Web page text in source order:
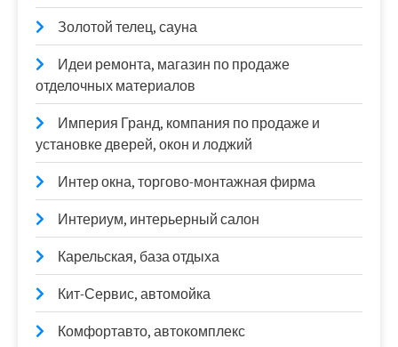
Золотой телец, сауна
Идеи ремонта, магазин по продаже
отделочных материалов
Империя Гранд, компания по продаже и
установке дверей, окон и лоджий
Интер окна, торгово-монтажная фирма
Интериум, интерьерный салон
Карельская, база отдыха
Кит-Сервис, автомойка
Комфортавто, автокомплекс